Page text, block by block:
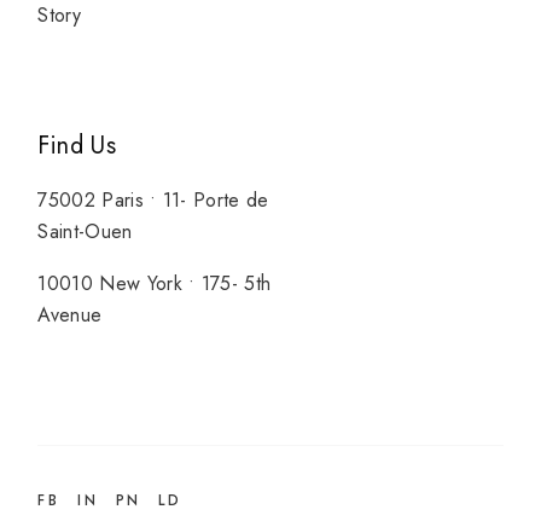
Story
Find Us
75002 Paris • 11- Porte de
Saint-Ouen
10010 New York • 175- 5th
Avenue
FB IN PN LD